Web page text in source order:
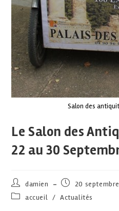
Salon des
Le Salon des
22 au 30
damien
20
accueil / Actualités